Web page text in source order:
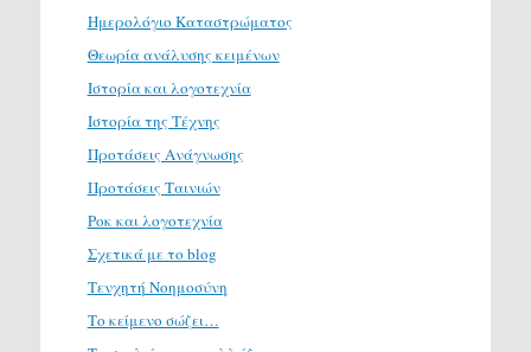
Ημερολόγιο Καταστρώματος
Θεωρία ανάλυσης κειμένων
Ιστορία και λογοτεχνία
Ιστορία της Τέχνης
Προτάσεις Ανάγνωσης
Προτάσεις Ταινιών
Ροκ και λογοτεχνία
Σχετικά με το blog
Τενχητή Νοημοσύνη
Το κείμενο σώζει…